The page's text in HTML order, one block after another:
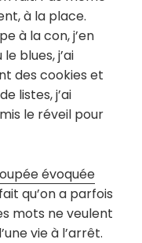
à la place.
à la con, j’en
blues, j’ai
des cookies et
listes, j’ai
le réveil pour
évoquée
qu’on a parfois
mots ne veulent
vie à l’arrêt.